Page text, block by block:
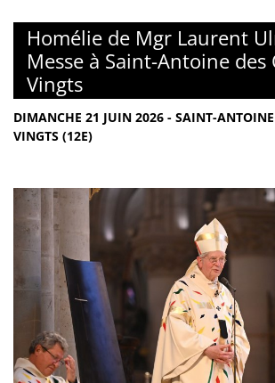
Homélie de Mgr Laurent
Messe à Saint-Antoine des
Vingts
DIMANCHE 21 JUIN 2026 - SAINT-
VINGTS (12E)